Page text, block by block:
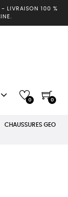
-
LIVRAISON 100 %
0 0
CHAUSSURES GEO